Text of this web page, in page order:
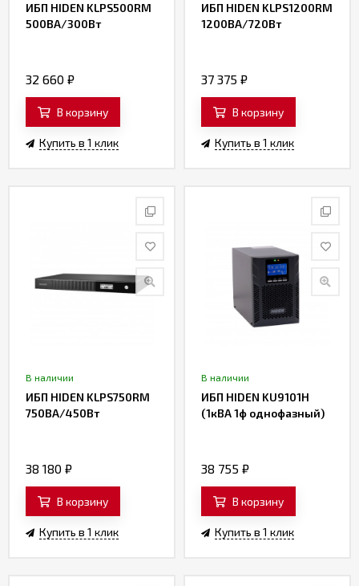
ИБП HIDEN KLPS500RM
500ВА/300Вт
32 660 ₽
В корзину
Купить в 1 клик
ИБП HIDEN KLPS1200RM
1200ВА/720Вт
37 375 ₽
В корзину
Купить в 1 клик
В наличии
ИБП HIDEN KLPS750RM
750ВА/450Вт
38 180 ₽
В корзину
Купить в 1 клик
В наличии
ИБП HIDEN KU9101H
(1кВА 1ф однофазный)
38 755 ₽
В корзину
Купить в 1 клик